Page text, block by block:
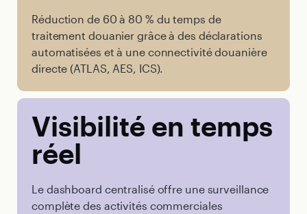
Réduction de 60 à 80 % du temps de
traitement douanier grâce à des déclarations
automatisées et à une connectivité douanière
directe (ATLAS, AES, ICS).
Visibilité en temps
réel
Le dashboard centralisé offre une surveillance
complète des activités commerciales